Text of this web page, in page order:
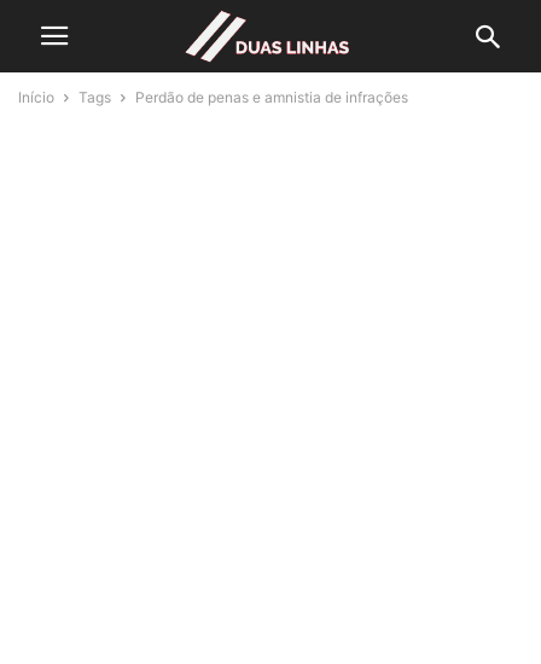
Início Tags Perdão de penas e amnistia de infrações